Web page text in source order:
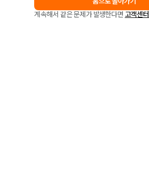
계속해서 같은 문제가 발생한다면 고객센터